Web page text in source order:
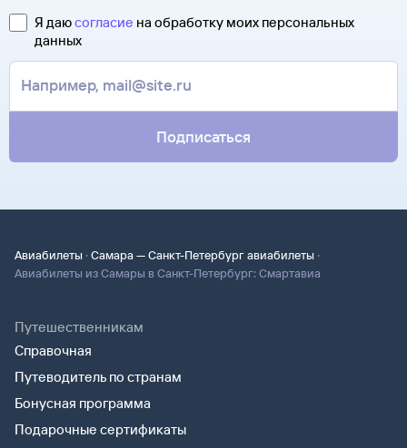
Я даюсогласие на обработку моих персональных
данных
Подписаться
Авиабилеты ·Самара — Санкт-Петербург авиабилеты ·
Авиабилеты из Самары в Санкт-Петербург: Смартавиа
Путешественникам
Справочная
Путеводитель по странам
Бонусная программа
Подарочные сертификаты